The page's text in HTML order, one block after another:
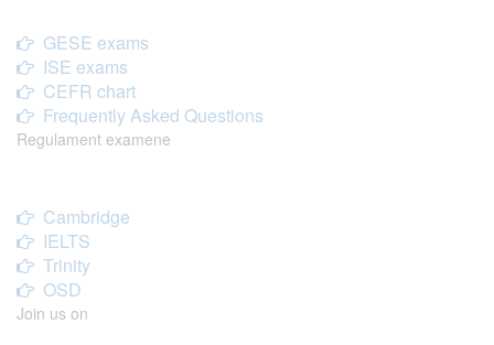
GESE exams
ISE exams
CEFR chart
Frequently Asked Questions
Regulament examene
Cambridge
IELTS
Trinity
OSD
Join us on